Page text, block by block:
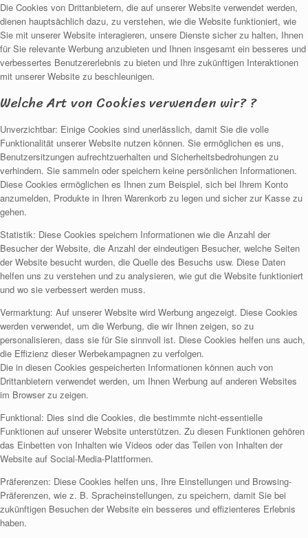
Die Cookies von Drittanbietern, die auf unserer Website verwendet werden,
dienen hauptsächlich dazu, zu verstehen, wie die Website funktioniert, wie
Sie mit unserer Website interagieren, unsere Dienste sicher zu halten, Ihnen
für Sie relevante Werbung anzubieten und Ihnen insgesamt ein besseres und
verbessertes Benutzererlebnis zu bieten und Ihre zukünftigen Interaktionen
mit unserer Website zu beschleunigen.
Welche Art von Cookies verwenden wir? ?
Unverzichtbar: Einige Cookies sind unerlässlich, damit Sie die volle
Funktionalität unserer Website nutzen können. Sie ermöglichen es uns,
Benutzersitzungen aufrechtzuerhalten und Sicherheitsbedrohungen zu
verhindern. Sie sammeln oder speichern keine persönlichen Informationen.
Diese Cookies ermöglichen es Ihnen zum Beispiel, sich bei Ihrem Konto
anzumelden, Produkte in Ihren Warenkorb zu legen und sicher zur Kasse zu
gehen.
Statistik: Diese Cookies speichern Informationen wie die Anzahl der
Besucher der Website, die Anzahl der eindeutigen Besucher, welche Seiten
der Website besucht wurden, die Quelle des Besuchs usw. Diese Daten
helfen uns zu verstehen und zu analysieren, wie gut die Website funktioniert
und wo sie verbessert werden muss.
Vermarktung: Auf unserer Website wird Werbung angezeigt. Diese Cookies
werden verwendet, um die Werbung, die wir Ihnen zeigen, so zu
personalisieren, dass sie für Sie sinnvoll ist. Diese Cookies helfen uns auch,
die Effizienz dieser Werbekampagnen zu verfolgen.
Die in diesen Cookies gespeicherten Informationen können auch von
Drittanbietern verwendet werden, um Ihnen Werbung auf anderen Websites
im Browser zu zeigen.
Funktional: Dies sind die Cookies, die bestimmte nicht-essentielle
Funktionen auf unserer Website unterstützen. Zu diesen Funktionen gehören
das Einbetten von Inhalten wie Videos oder das Teilen von Inhalten der
Website auf Social-Media-Plattformen.
Präferenzen: Diese Cookies helfen uns, Ihre Einstellungen und Browsing-
Präferenzen, wie z. B. Spracheinstellungen, zu speichern, damit Sie bei
zukünftigen Besuchen der Website ein besseres und effizienteres Erlebnis
haben.